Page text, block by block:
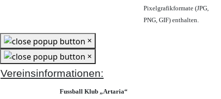
Pixelgrafikformate (JPG,
PNG, GIF) enthalten.
×
×
Vereinsinformationen:
Fussball Klub „Artaria“